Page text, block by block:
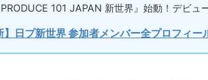
101 JAPAN 新世界』始動！デビュ
】日プ新世界 参加者メンバー全プロフィー